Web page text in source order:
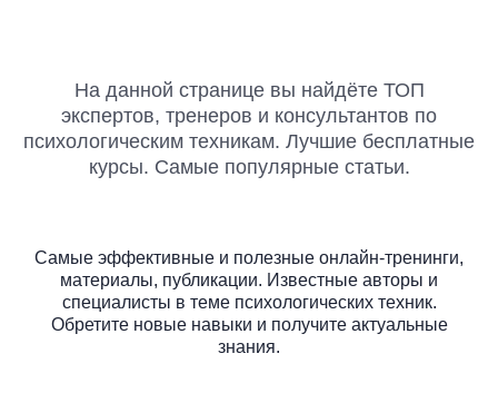
На данной странице вы найдёте ТОП
экспертов, тренеров и консультантов по
психологическим техникам. Лучшие бесплатные
курсы. Самые популярные статьи.
Самые эффективные и полезные онлайн-тренинги,
материалы, публикации. Известные авторы и
специалисты в теме психологических техник.
Обретите новые навыки и получите актуальные
знания.